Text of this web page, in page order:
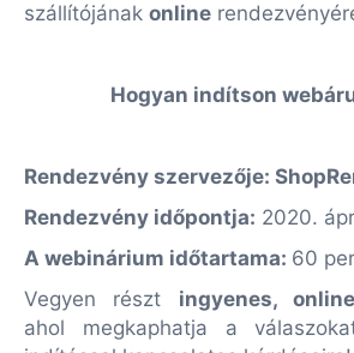
szállítójának online
Hogyan indítson
Rendezvény szervezője:
Rendezvény időpontja: 2020.
A webinárium időtartama: 60
Vegyen részt ingyenes, online
ahol megkaphatja a